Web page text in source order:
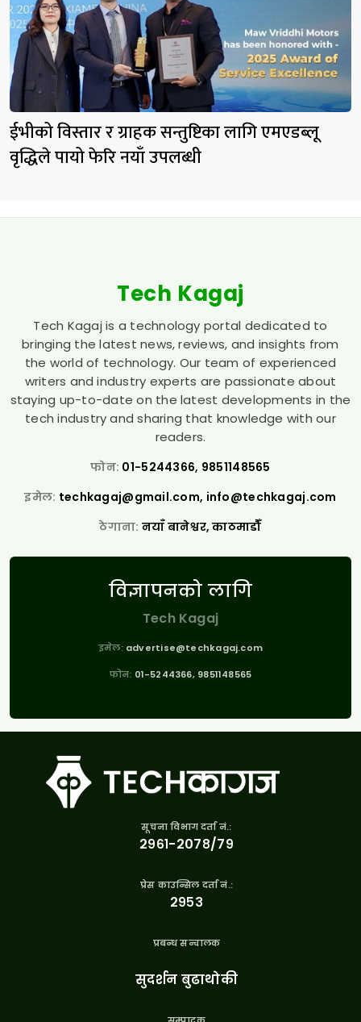
ईभीको विस्तार र ग्राहक सन्तुष्टिका लागि एमएडब्लू
वृद्धिले पायो फेरि नयाँ उपलब्धी
Tech Kagaj
Tech Kagaj is a technology portal dedicated to
bringing the latest news, reviews, and insights from
the world of technology. Our team of experienced
writers and industry experts are passionate about
staying up-to-date on the latest developments in the
tech industry and sharing that knowledge with our
readers.
फोन: 01-5244366, 9851148565
इमेल: techkagaj@gmail.com, info@techkagaj.com
ठेगाना: नयाँ बानेश्वर, काठमाडौँ
विज्ञापनको लागि
Tech Kagaj
इमेल: advertise@techkagaj.com
फोन: 01-5244366, 9851148565
सूचना विभाग दर्ता नं.:
२९६१-२०७८/७९
प्रेस काउन्सिल दर्ता नं.:
२९५३
प्रबन्ध सन्चालक
सुदर्शन बुढाथोकी